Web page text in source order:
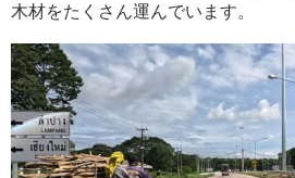
木材をたくさん運んでいます。